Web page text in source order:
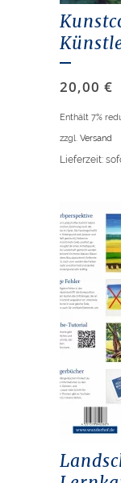
20,00 €
Enthält 7%
zzgl. Versand
Lieferzeit: